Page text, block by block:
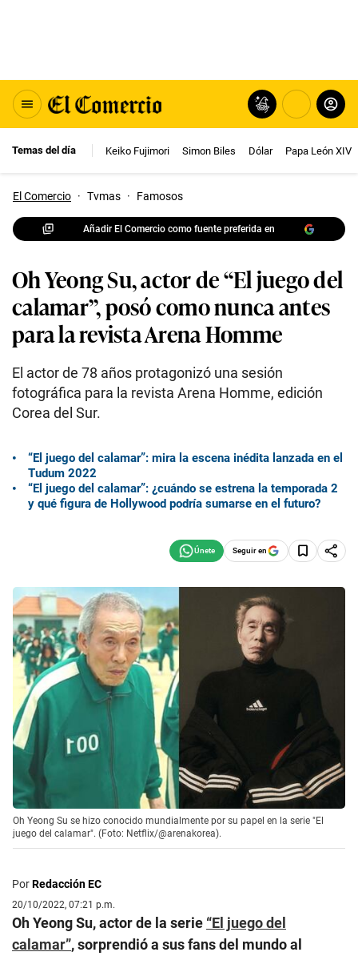
Temas del día Keiko Fujimori Simon Biles Dólar Papa León XIV
El Comercio · Tvmas · Famosos
Añadir El Comercio como fuente preferida en
Oh Yeong Su, actor de “El juego del
calamar”, posó como nunca antes
para la revista Arena Homme
El actor de 78 años protagonizó una sesión
fotográfica para la revista Arena Homme, edición
Corea del Sur.
“El juego del calamar”: mira la escena inédita lanzada en el
Tudum 2022
“El juego del calamar”: ¿cuándo se estrena la temporada 2
y qué figura de Hollywood podría sumarse en el futuro?
Seguir en
Oh Yeong Su se hizo conocido mundialmente por su papel en la serie "El
juego del calamar". (Foto: Netflix/@arenakorea).
PorRedacción EC
20/10/2022, 07:21 p.m.
Oh Yeong Su, actor de la serie “El juego del
calamar”, sorprendió a sus fans del mundo al